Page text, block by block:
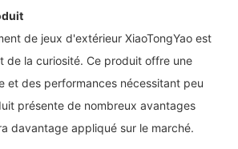
de jeux d'extérieur XiaoTongYao est
de la curiosité. Ce produit offre une
et des performances nécessitant peu
présente de nombreux avantages
davantage appliqué sur le marché.